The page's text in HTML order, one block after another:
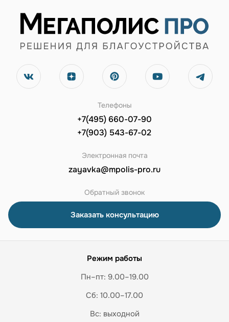
Телефоны
+7(495) 660-07-90
+7(903) 543-67-02
Электронная почта
zayavka@mpolis-pro.ru
Обратный звонок
Заказать консультацию
Режим работы
Пн–пт: 9.00–19.00
Сб: 10.00–17.00
Вс: выходной